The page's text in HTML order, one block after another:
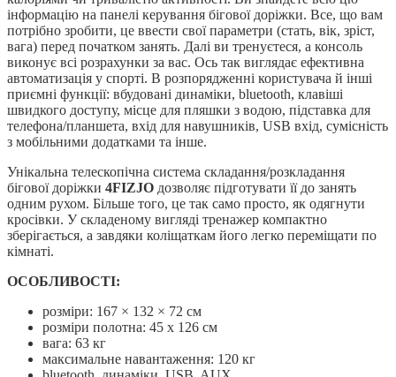
інформацію на панелі керування бігової доріжки. Все, що вам
потрібно зробити, це ввести свої параметри (стать, вік, зріст,
вага) перед початком занять. Далі ви тренуєтеся, а консоль
виконує всі розрахунки за вас. Ось так виглядає ефективна
автоматизація у спорті. В розпорядженні користувача й інші
приємні функції: вбудовані динаміки, bluetooth, клавіші
швидкого доступу, місце для пляшки з водою, підставка для
телефона/планшета, вхід для навушників, USB вхід, сумісність
з мобільними додатками та інше.
Унікальна телескопічна система складання/розкладання
бігової доріжки 4FIZJO дозволяє підготувати її до занять
одним рухом. Більше того, це так само просто, як одягнути
кросівки. У складеному вигляді тренажер компактно
зберігається, а завдяки коліщаткам його легко переміщати по
кімнаті.
ОСОБЛИВОСТІ:
розміри: 167 × 132 × 72 см
розміри полотна: 45 x 126 см
вага: 63 кг
максимальне навантаження: 120 кг